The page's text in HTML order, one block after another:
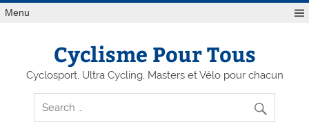
Menu
Cyclisme Pour Tous
Cyclosport, Ultra Cycling, Masters et Vélo pour chacun